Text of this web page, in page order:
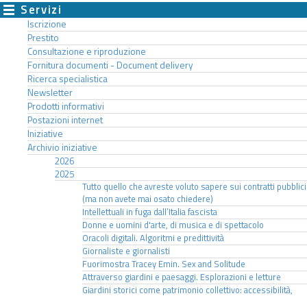
Servizi
Iscrizione
Prestito
Consultazione e riproduzione
Fornitura documenti - Document delivery
Ricerca specialistica
Newsletter
Prodotti informativi
Postazioni internet
Iniziative
Archivio iniziative
2026
2025
Tutto quello che avreste voluto sapere sui contratti pubblici
(ma non avete mai osato chiedere)
Intellettuali in fuga dall’Italia fascista
Donne e uomini d'arte, di musica e di spettacolo
Oracoli digitali. Algoritmi e predittività
Giornaliste e giornalisti
Fuorimostra Tracey Emin. Sex and Solitude
Attraverso giardini e paesaggi. Esplorazioni e letture
Giardini storici come patrimonio collettivo: accessibilità,